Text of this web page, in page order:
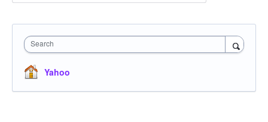
Search
Yahoo